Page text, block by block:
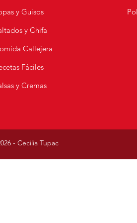
y Guisos
y Chifa
Callejera
Fáciles
y Cremas
- Cecilia Tupac